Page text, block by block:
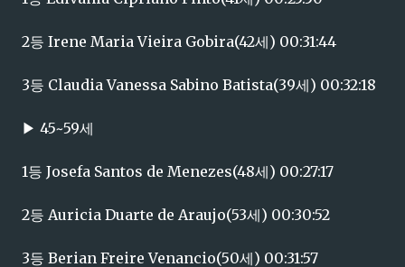
2등 Irene Maria Vieira Gobira(42세) 00:31:44
3등 Claudia Vanessa Sabino Batista(39세) 00:32:18
▶ 45~59세
1등 Josefa Santos de Menezes(48세) 00:27:17
2등 Auricia Duarte de Araujo(53세) 00:30:52
3등 Berian Freire Venancio(50세) 00:31:57